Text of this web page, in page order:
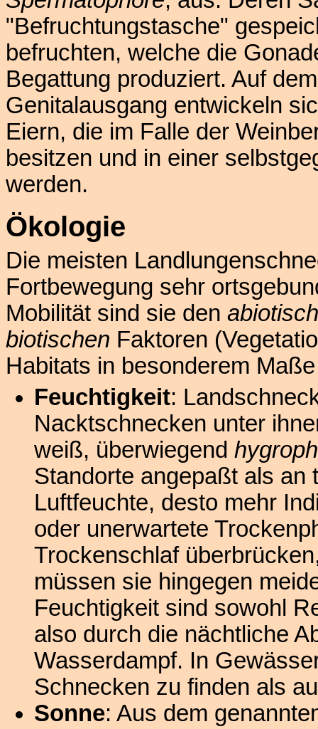
"Befruchtungstasche"
befruchten, welche die
Begattung produziert. Auf
Genitalausgang entwickeln
Eiern, die im Falle der
besitzen und in einer
werden.
Ökologie
Die meisten
Fortbewegung sehr
Mobilität sind sie den
biotischen Faktoren
Habitats in besonderem
Feuchtigkeit:
Nacktschnecken unter
weiß, überwiegend
Standorte angepaßt als an
Luftfeuchte, desto mehr
oder unerwartete
Trockenschlaf
müssen sie hingegen
Feuchtigkeit sind sowohl
also durch die nächtliche
Wasserdampf. In
Schnecken zu finden als
Sonne: Aus dem